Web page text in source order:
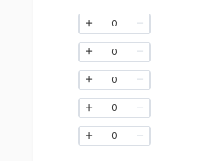
0
0
0
0
0